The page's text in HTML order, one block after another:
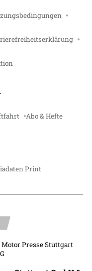
Abo & Hefte
Print
Motor Presse Stuttgart